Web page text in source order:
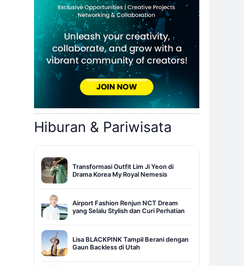
Hiburan & Pariwisata
Transformasi Outfit Lim Ji Yeon di
Drama Korea My Royal Nemesis
Airport Fashion Renjun NCT Dream
yang Selalu Stylish dan Curi Perhatian
Lisa BLACKPINK Tampil Berani dengan
Gaun Backless di Utah